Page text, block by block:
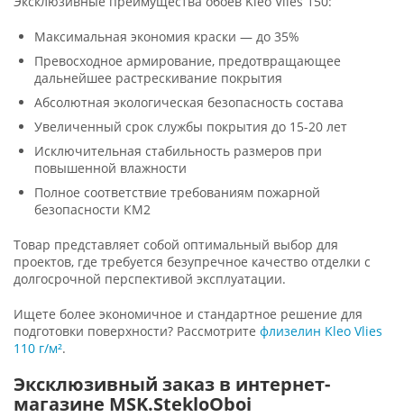
Максимальная экономия краски — до 35%
Превосходное армирование, предотвращающее
дальнейшее растрескивание покрытия
Абсолютная экологическая безопасность состава
Увеличенный срок службы покрытия до 15-20 лет
Исключительная стабильность размеров при
повышенной влажности
Полное соответствие требованиям пожарной
безопасности КМ2
Товар представляет собой оптимальный выбор для
проектов, где требуется безупречное качество отделки с
долгосрочной перспективой эксплуатации.
Ищете более экономичное и стандартное решение для
подготовки поверхности? Рассмотрите флизелин Kleo Vlies
110 г/м².
Эксклюзивный заказ в интернет-
магазине MSK.StekloOboi